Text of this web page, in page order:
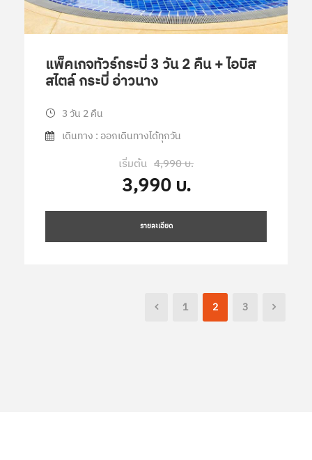
แพ็คเกจทัวร์กระบี่ 3 วัน 2 คืน + ไอบิส
สไตล์ กระบี่ อ่าวนาง
3 วัน 2 คืน
เดินทาง : ออกเดินทางได้ทุกวัน
เริ่มต้น 4,990 บ.
3,990 บ.
รายละเอียด
1 2 3